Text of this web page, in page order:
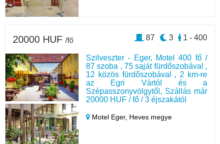
Szilveszter - Eger, Motel 400 fő /
87 szoba , 75 saját fürdőszobával ,
12 közös fürdőszobával , 2 km-re
az Egri Vártól és a
Szépasszonyvölgytől, Szállás már
20000 HUF / fő / 3 éjszakától
Motel Eger, Heves megye
20000 HUF /fő 1 - 400
3
87